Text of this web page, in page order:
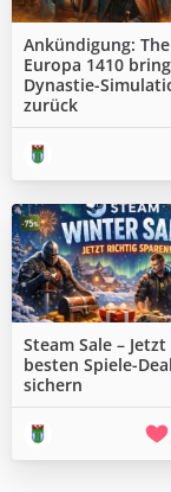
Ankündigung:
Europa 1410
Dynastie-
zurück
Steam Sale –
besten Spiele-
sichern